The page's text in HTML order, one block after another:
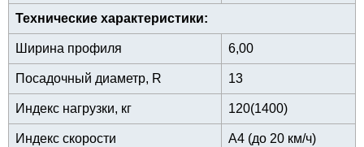
Технические характеристики:
Ширина профиля 6,00
Посадочный диаметр, R 13
Индекс нагрузки, кг 120(1400)
Индекс скорости A4 (до 20 км/ч)